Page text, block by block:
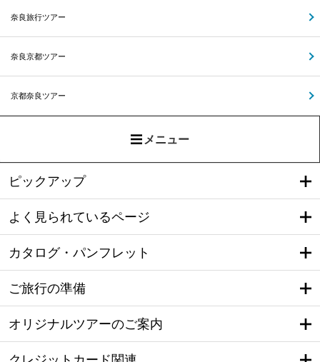
奈良旅行ツアー
奈良京都ツアー
京都奈良ツアー
メニュー
ピックアップ
よく見られているページ
カタログ・パンフレット
ご旅行の準備
オリジナルツアーのご案内